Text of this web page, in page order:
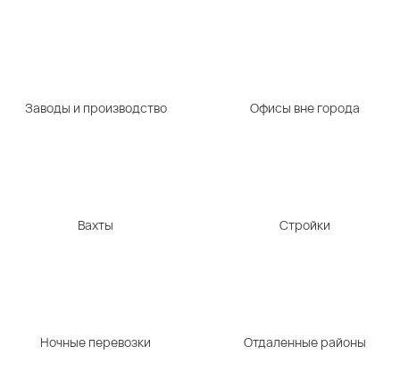
Заводы и производство Офисы вне города
Вахты Стройки
Ночные перевозки Отдаленные районы